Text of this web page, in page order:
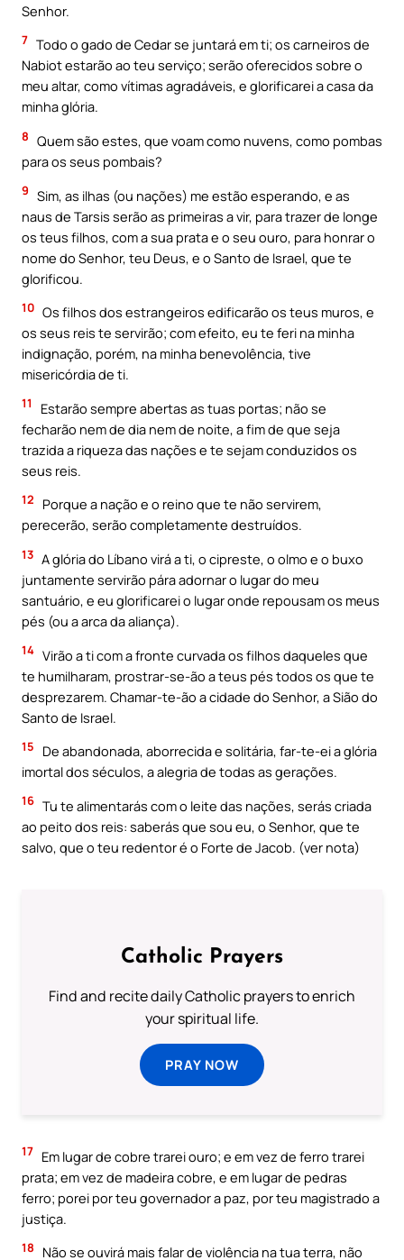
Senhor.
7 Todo o gado de Cedar se juntará em ti; os carneiros de
Nabiot estarão ao teu serviço; serão oferecidos sobre o
meu altar, como vítimas agradáveis, e glorificarei a casa da
minha glória.
8 Quem são estes, que voam como nuvens, como pombas
para os seus pombais?
9 Sim, as ilhas (ou nações) me estão esperando, e as
naus de Tarsis serão as primeiras a vir, para trazer de longe
os teus filhos, com a sua prata e o seu ouro, para honrar o
nome do Senhor, teu Deus, e o Santo de Israel, que te
glorificou.
10 Os filhos dos estrangeiros edificarão os teus muros, e
os seus reis te servirão; com efeito, eu te feri na minha
indignação, porém, na minha benevolência, tive
misericórdia de ti.
11
Estarão sempre abertas as tuas portas; não se
fecharão nem de dia nem de noite, a fim de que seja
trazida a riqueza das nações e te sejam conduzidos os
seus reis.
12
Porque a nação e o reino que te não servirem,
perecerão, serão completamente destruídos.
13 A glória do Líbano virá a ti, o cipreste, o olmo e o buxo
juntamente servirão pára adornar o lugar do meu
santuário, e eu glorificarei o lugar onde repousam os meus
pés (ou a arca da aliança).
14 Virão a ti com a fronte curvada os filhos daqueles que
te humilharam, prostrar-se-ão a teus pés todos os que te
desprezarem. Chamar-te-ão a cidade do Senhor, a Sião do
Santo de Israel.
15
De abandonada, aborrecida e solitária, far-te-ei a glória
imortal dos séculos, a alegria de todas as gerações.
16 Tu te alimentarás com o leite das nações, serás criada
ao peito dos reis: saberás que sou eu, o Senhor, que te
salvo, que o teu redentor é o Forte de Jacob. (ver nota)
Catholic Prayers
Find and recite daily Catholic prayers to enrich
your spiritual life.
PRAY NOW
17 Em lugar de cobre trarei ouro; e em vez de ferro trarei
prata; em vez de madeira cobre, e em lugar de pedras
ferro; porei por teu governador a paz, por teu magistrado a
justiça.
18 Não se ouvirá mais falar de violência na tua terra, não